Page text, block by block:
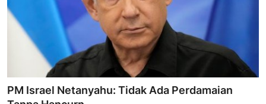
Politik
Redaksi
Olahraga
Nasional
PM Israel Netanyahu: Tidak Ada Perdamaian